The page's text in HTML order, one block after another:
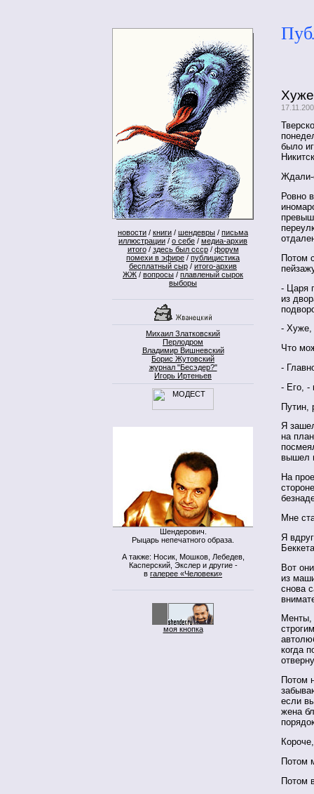
новости / книги / шендевры / письма
иллюстрации / о себе / медиа-архив
итого/ здесь был ссср/ форум
помехи в эфире / публицистика
бесплатный сыр / итого-архив
ЖЖ / вопросы / плавленый сырок
выборы
Михаил Златковский
Перлодром
Владимир Вишневский
Борис Жутовский
журнал "Бесэдер?"
Игорь Иртеньев
Шендерович.
Рыцарь непечатного образа.
А также: Носик, Мошков, Лебедев,
Касперский, Экслер и другие -
в галерее «Человеки»
моя кнопка
было
Ждали-
Ровно
Потом
- Царя
из
- Хуже,
Что
-
- Его, -
Путин,
Я
на
вышел
На
Мне
Я
Вот
из
снова
Менты,
когда
Потом
если
жена
Потом
Потом